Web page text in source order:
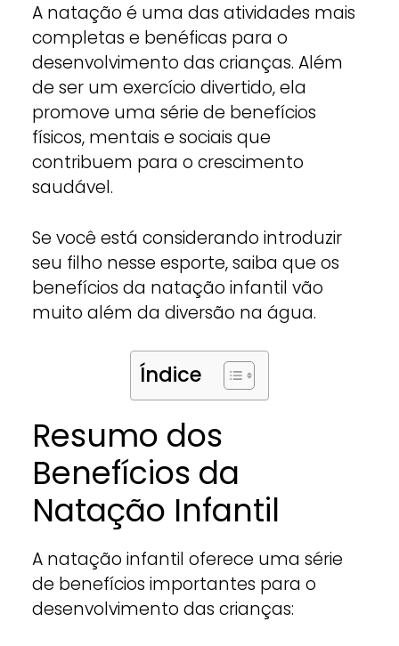
A natação é uma das atividades mais
completas e benéficas para o
desenvolvimento das crianças. Além
de ser um exercício divertido, ela
promove uma série de benefícios
físicos, mentais e sociais que
contribuem para o crescimento
saudável.
Se você está considerando introduzir
seu filho nesse esporte, saiba que os
benefícios da natação infantil vão
muito além da diversão na água.
Índice
Resumo dos
Benefícios da
Natação Infantil
A natação infantil oferece uma série
de benefícios importantes para o
desenvolvimento das crianças: